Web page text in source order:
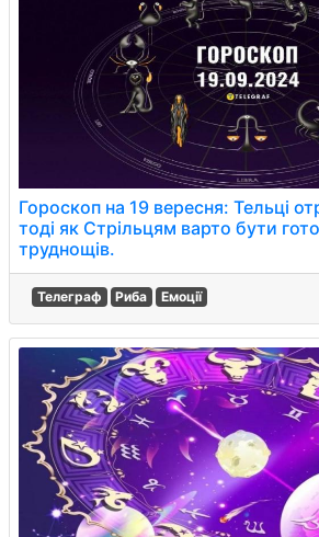
Гороскоп на 19 вересня: Тельці
тоді як Стрільцям варто бути
труднощів.
Телеграф Риба Емоції